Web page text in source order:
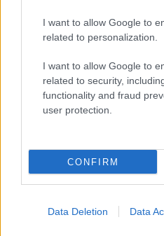
I want to allow Google to
related to personalization.
I want to allow Google to
related to security,
functionality and fraud
user protection.
CONFIRM
Data Deletion Data